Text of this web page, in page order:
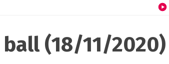
ball (18/11/2020)